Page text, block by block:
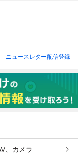
ニュースレター配信登録
、カメラ